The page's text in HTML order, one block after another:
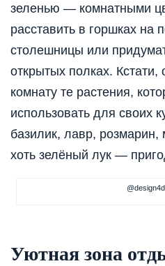
зеленью — комнатными
расставить в горшках на
столешницы или
открытых полках. Кстати,
комнату те растения,
использовать для своих
базилик, лавр,
хоть зелёный лук —
Уютная зона